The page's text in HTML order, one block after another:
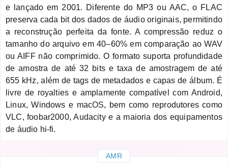
e lançado em 2001. Diferente do MP3 ou AAC, o FLAC
preserva cada bit dos dados de áudio originais, permitindo
a reconstrução perfeita da fonte. A compressão reduz o
tamanho do arquivo em 40–60% em comparação ao WAV
ou AIFF não comprimido. O formato suporta profundidade
de amostra de até 32 bits e taxa de amostragem de até
655 kHz, além de tags de metadados e capas de álbum. É
livre de royalties e amplamente compatível com Android,
Linux, Windows e macOS, bem como reprodutores como
VLC, foobar2000, Audacity e a maioria dos equipamentos
de áudio hi-fi.
AMR